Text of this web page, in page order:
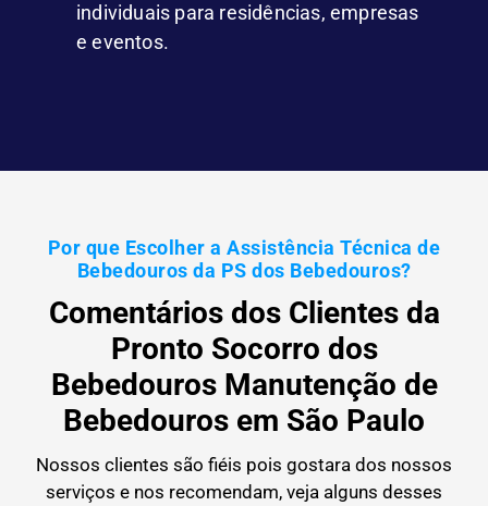
individuais para residências, empresas
e eventos.
Por que Escolher a Assistência Técnica de
Bebedouros da PS dos Bebedouros?
Comentários dos Clientes da
Pronto Socorro dos
Bebedouros Manutenção de
Bebedouros em São Paulo
Nossos clientes são fiéis pois gostara dos nossos
serviços e nos recomendam, veja alguns desses